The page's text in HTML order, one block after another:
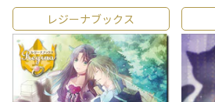
レジーナブックス